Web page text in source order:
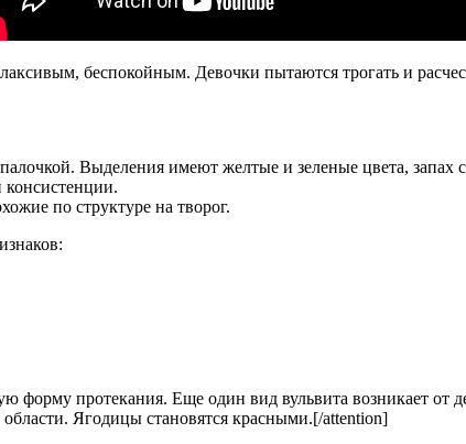
беспокойным. Девочки пытаются трогать и
Выделения имеют желтые и зеленые цвета, запах
консистенции.
по структуре на творог.
форму протекания. Еще один вид вульвита возникает от
Ягодицы становятся красными.[/attention]